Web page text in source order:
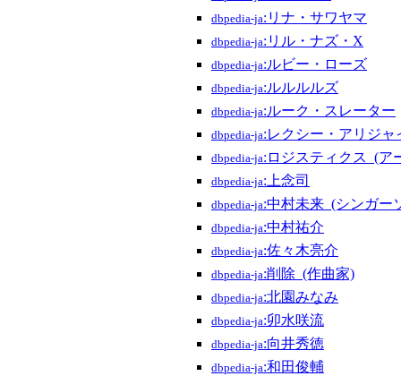
dbpedia-ja:リナ・サワヤマ
dbpedia-ja:リル・ナズ・X
dbpedia-ja:ルビー・ローズ
dbpedia-ja:ルルルルズ
dbpedia-ja:ルーク・スレーター
dbpedia-ja:レクシー・アリジャ
dbpedia-ja:ロジスティクス_(ア
dbpedia-ja:上念司
dbpedia-ja:中村未来_(シンガー
dbpedia-ja:中村祐介
dbpedia-ja:佐々木亮介
dbpedia-ja:削除_(作曲家)
dbpedia-ja:北園みなみ
dbpedia-ja:卯水咲流
dbpedia-ja:向井秀徳
dbpedia-ja:和田俊輔